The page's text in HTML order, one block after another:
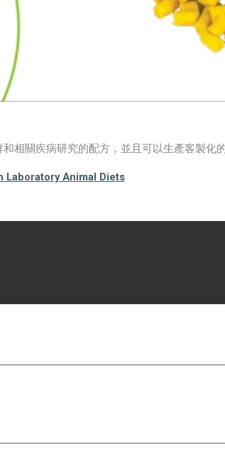
相關疾病研究的配方，並且可以生產客製
Laboratory Animal Diets